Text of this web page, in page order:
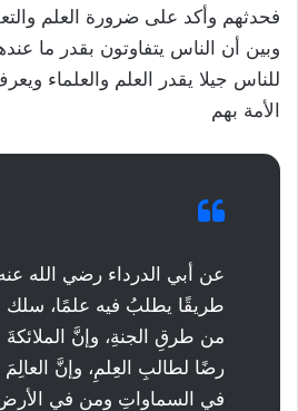
فحدثهم وأكد على ضرورة العلم
وبين أن الناس يتفاوتون بقدر ما
للناس جيلا يقدر العلم والعلماء
الأمة بهم
عن أبي الدرداء رضي الله
طريقًا يطلبُ فيه علمًا، سلك
من طرقِ الجنةِ، وإنَّ الملائكةَ
رضًا لطالبِ العِلمِ، وإنَّ
في السماواتِ ومن في